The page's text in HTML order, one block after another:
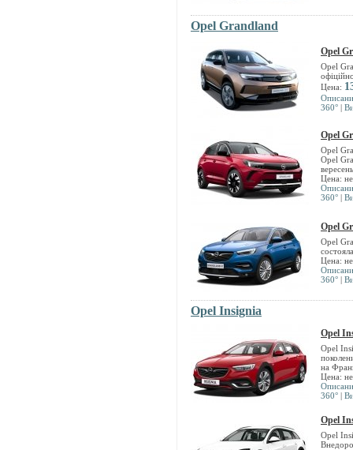
Opel Grandland
Opel
Opel
Цена:
360° |
Opel
Opel
Opel
Цена:
360° |
Opel
Opel
Цена:
360° |
Opel Insignia
Opel
Opel
на
Цена:
360° |
Opel
Opel